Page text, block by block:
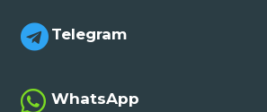
 Telegram
 WhatsApp